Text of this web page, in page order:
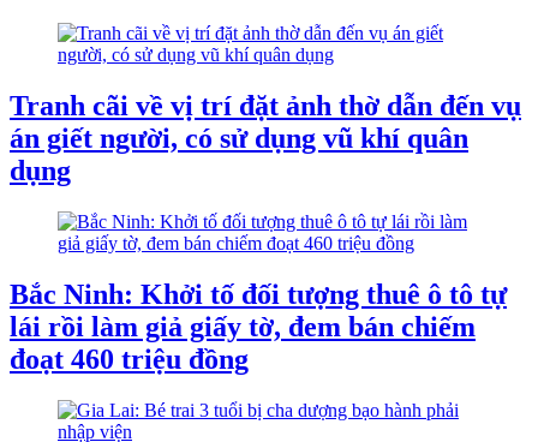
Tranh cãi về vị trí đặt ảnh thờ dẫn đến vụ
án giết người, có sử dụng vũ khí quân
dụng
Bắc Ninh: Khởi tố đối tượng thuê ô tô tự
lái rồi làm giả giấy tờ, đem bán chiếm
đoạt 460 triệu đồng